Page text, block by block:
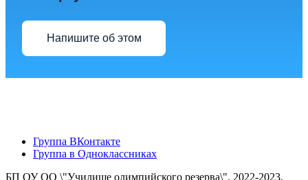
Напишите об этом
Группа ВКонтакте
Группа в Одноклассниках
БП ОУ ОО \"Училище олимпийского резерва\", 2022-2023.